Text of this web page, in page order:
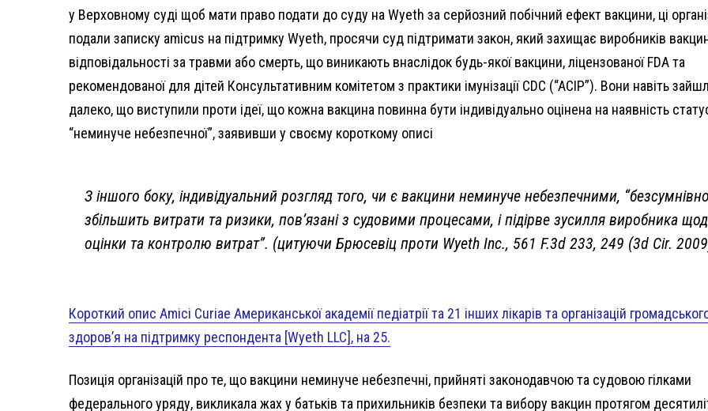
у Верховному суді щоб мати право подати до суду на Wyeth за серйозний побічний ефект вакцини, ці
подали записку amicus на підтримку Wyeth, просячи суд підтримати закон, який захищає виробників
відповідальності за травми або смерть, що виникають внаслідок будь-якої вакцини, ліцензованої FDA та
рекомендованої для дітей Консультативним комітетом з практики імунізації CDC (“ACIP”). Вони навіть
далеко, що виступили проти ідеї, що кожна вакцина повинна бути індивідуально оцінена на наявність
“неминуче небезпечної”, заявивши у своєму короткому описі
З іншого боку, індивідуальний розгляд того, чи є вакцини неминуче небезпечними,
збільшить витрати та ризики, пов’язані з судовими процесами, і підірве зусилля виробника
оцінки та контролю витрат”. (цитуючи Брюсевіц проти Wyeth Inc., 561 F.3d 233, 249 (3d Cir.
Короткий опис Amici Curiae Американської академії педіатрії та 21 інших лікарів та організацій
здоров’я на підтримку респондента [Wyeth LLC], на 25.
Позиція організацій про те, що вакцини неминуче небезпечні, прийняті законодавчою та судовою гілками
федерального уряду, викликала жах у батьків та прихильників безпеки та вибору вакцин протягом